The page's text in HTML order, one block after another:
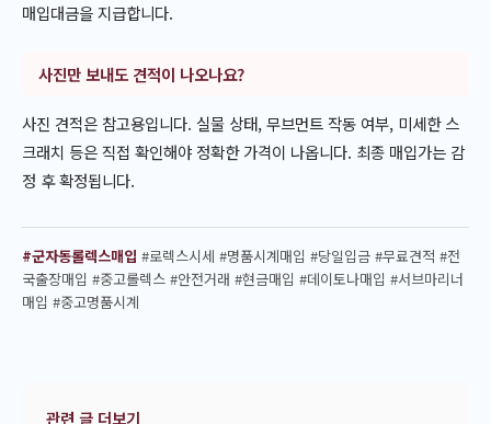
매입대금을 지급합니다.
사진만 보내도 견적이 나오나요?
사진 견적은 참고용입니다. 실물 상태, 무브먼트 작동 여부, 미세한 스
크래치 등은 직접 확인해야 정확한 가격이 나옵니다. 최종 매입가는 감
정 후 확정됩니다.
#군자동롤렉스매입 #로렉스시세 #명품시계매입 #당일입금 #무료견적 #전
국출장매입 #중고롤렉스 #안전거래 #현금매입 #데이토나매입 #서브마리너
매입 #중고명품시계
관련 글 더보기